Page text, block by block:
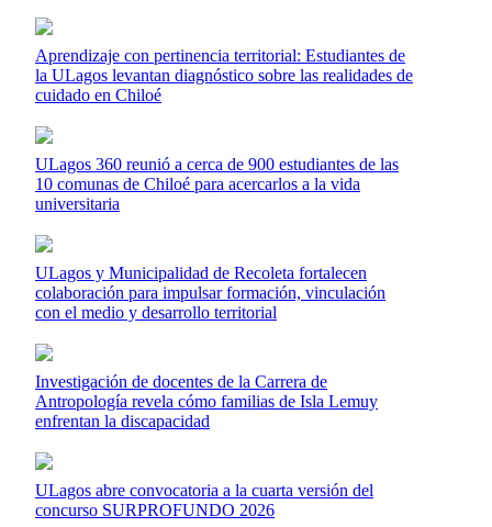
Aprendizaje con pertinencia territorial: Estudiantes de
la ULagos levantan diagnóstico sobre las realidades de
cuidado en Chiloé
ULagos 360 reunió a cerca de 900 estudiantes de las
10 comunas de Chiloé para acercarlos a la vida
universitaria
ULagos y Municipalidad de Recoleta fortalecen
colaboración para impulsar formación, vinculación
con el medio y desarrollo territorial
Investigación de docentes de la Carrera de
Antropología revela cómo familias de Isla Lemuy
enfrentan la discapacidad
ULagos abre convocatoria a la cuarta versión del
concurso SURPROFUNDO 2026